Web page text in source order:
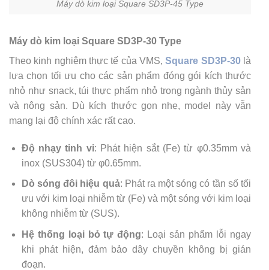
Máy dò kim loại Square SD3P-45 Type
Máy dò kim loại Square SD3P-30 Type
Theo kinh nghiệm thực tế của VMS,Square SD3P-30là
lựa chọn tối ưu cho các sản phẩm đóng gói kích thước
nhỏ như snack, túi thực phẩm nhỏ trong ngành thủy sản
và nông sản. Dù kích thước gọn nhẹ, model này vẫn
mang lại độ chính xác rất cao.
Độ nhạy tinh vi: Phát hiện sắt (Fe) từ φ0.35mm và
inox (SUS304) từ φ0.65mm.
Dò sóng đôi hiệu quả: Phát ra một sóng có tần số tối
ưu với kim loại nhiễm từ (Fe) và một sóng với kim loại
không nhiễm từ (SUS).
Hệ thống loại bỏ tự động: Loại sản phẩm lỗi ngay
khi phát hiện, đảm bảo dây chuyền không bị gián
đoạn.